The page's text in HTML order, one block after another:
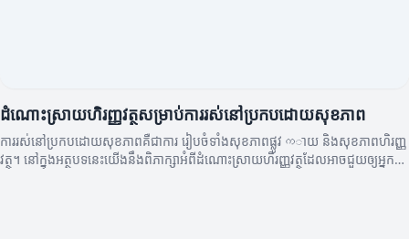
ដំណោះស្រាយហិរញ្ញវត្ថុសម្រាប់ការរស់នៅប្រកបដោយសុខភាព
ការរស់នៅប្រកបដោយសុខភាពគឺជាការ រៀបចំទាំងសុខភាពផ្លូវကាយ និងសុខភាពហិរញ្ញ
វត្ថុ។ នៅក្នុងអត្ថបទនេះយើងនឹងពិភាក្សាអំពីដំណោះស្រាយហិរញ្ញវត្ថុដែលអាចជួយឲ្យអ្នក